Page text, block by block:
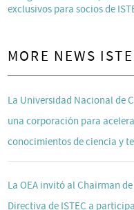
exclusivos para socios de
MORE NEWS
La Universidad Nacional de
una corporación para
conocimientos de ciencia y
La OEA invitó al Chairman
Directiva de ISTEC a